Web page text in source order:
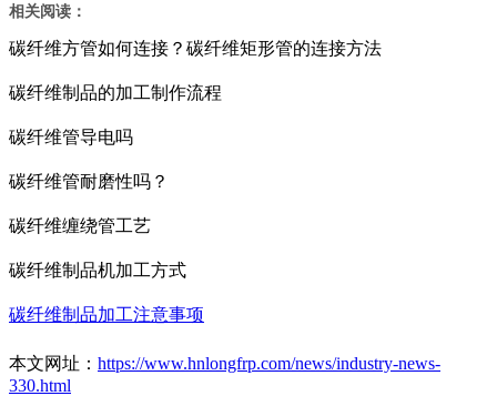
相关阅读：
碳纤维方管如何连接？碳纤维矩形管的连接方法
碳纤维制品的加工制作流程
碳纤维管导电吗
碳纤维管耐磨性吗？
碳纤维缠绕管工艺
碳纤维制品机加工方式
碳纤维制品加工注意事项
本文网址： https://www.hnlongfrp.com/news/industry-news-
330.html